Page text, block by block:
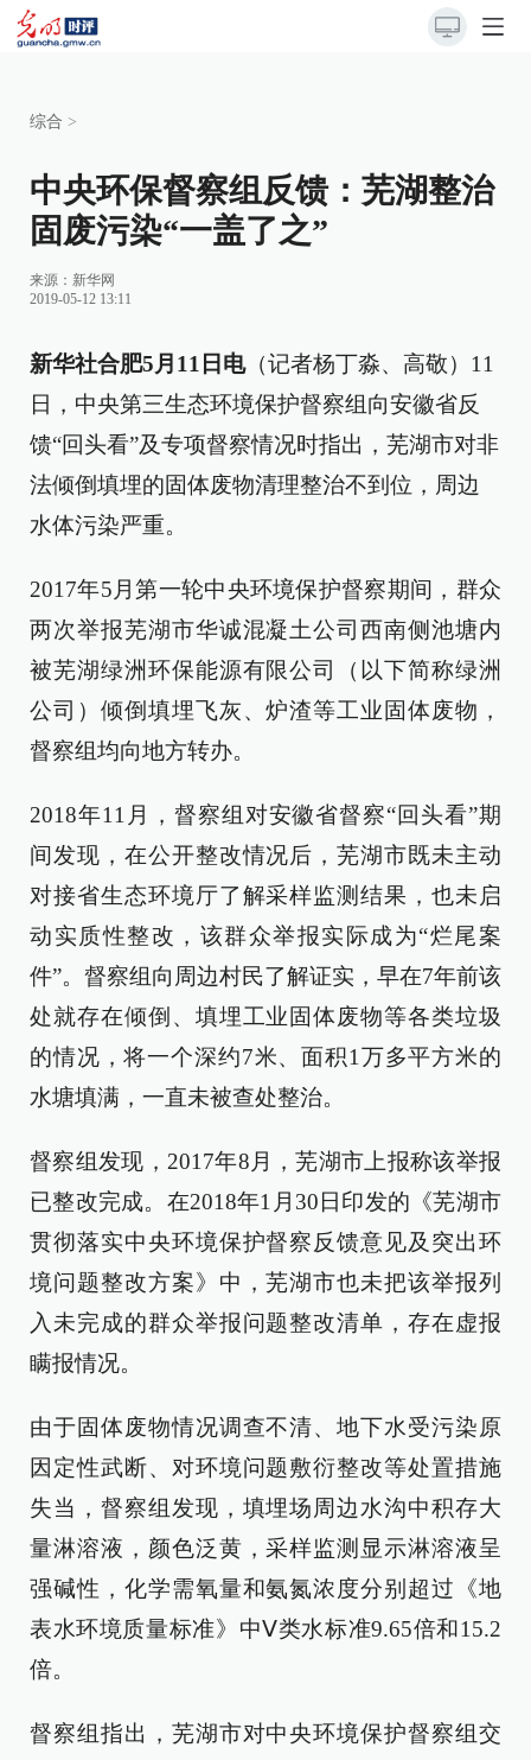
综合 >
中央环保督察组反馈：芜湖整治
固废污染“一盖了之”
来源： 新华网
2019-05-12 13:11
新华社合肥5月11日电（记者杨丁淼、高敬）11
日，中央第三生态环境保护督察组向安徽省反
馈“回头看”及专项督察情况时指出，芜湖市对非
法倾倒填埋的固体废物清理整治不到位，周边
水体污染严重。
2017年5月第一轮中央环境保护督察期间，群众
两次举报芜湖市华诚混凝土公司西南侧池塘内
被芜湖绿洲环保能源有限公司（以下简称绿洲
公司）倾倒填埋飞灰、炉渣等工业固体废物，
督察组均向地方转办。
2018年11月，督察组对安徽省督察“回头看”期
间发现，在公开整改情况后，芜湖市既未主动
对接省生态环境厅了解采样监测结果，也未启
动实质性整改，该群众举报实际成为“烂尾案
件”。督察组向周边村民了解证实，早在7年前该
处就存在倾倒、填埋工业固体废物等各类垃圾
的情况，将一个深约7米、面积1万多平方米的
水塘填满，一直未被查处整治。
督察组发现，2017年8月，芜湖市上报称该举报
已整改完成。在2018年1月30日印发的《芜湖市
贯彻落实中央环境保护督察反馈意见及突出环
境问题整改方案》中，芜湖市也未把该举报列
入未完成的群众举报问题整改清单，存在虚报
瞒报情况。
由于固体废物情况调查不清、地下水受污染原
因定性武断、对环境问题敷衍整改等处置措施
失当，督察组发现，填埋场周边水沟中积存大
量淋溶液，颜色泛黄，采样监测显示淋溶液呈
强碱性，化学需氧量和氨氮浓度分别超过《地
表水环境质量标准》中Ⅴ类水标准9.65倍和15.2
倍。
督察组指出，芜湖市对中央环境保护督察组交